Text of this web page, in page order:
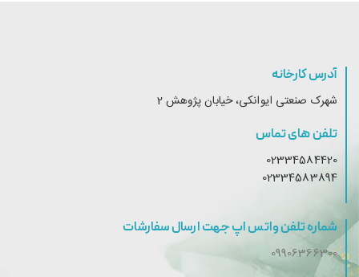
آدرس کارخانه
شهرک صنعتی ایوانکی، خیابان پژوهش 2
تلفن های تماس
02334584420
02334583894
شماره تلفن واتس اپ جهت ارسال سفارشات
09906366300